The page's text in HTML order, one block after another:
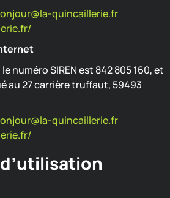
quincaillerie.fr
numéro SIREN est 842 805 160, et
au 27 carrière truffaut, 59493
quincaillerie.fr